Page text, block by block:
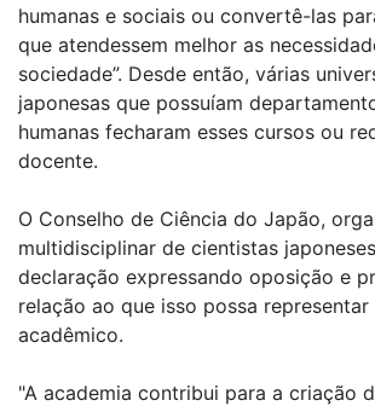
humanas e sociais ou convertê-las
que atendessem melhor as
sociedade”. Desde então, várias
japonesas que possuíam
humanas fecharam esses cursos ou
docente.
O Conselho de Ciência do Japão,
multidisciplinar de cientistas
declaração expressando oposição e
relação ao que isso possa
acadêmico.
"A academia contribui para a criação